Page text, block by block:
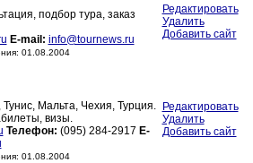
подбор тура, заказ
E-mail: info@tournews.ru
01.08.2004
Редактировать
Удалить
Добавить сайт
Мальта, Чехия, Турция.
визы.
Телефон: (095) 284-2917 E-
01.08.2004
Редактировать
Удалить
Добавить сайт